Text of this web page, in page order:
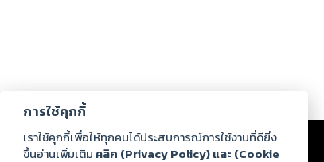
ร่วมงานกับเรา ดาวน์โหลด
การใช้คุกกี้
เราใช้คุกกี้เพื่อให้ทุกคนได้ประสบการณ์การใช้งานที่ดียิ่ง
ขึ้นอ่านเพิ่มเติม คลิก (Privacy Policy) และ (Cookie